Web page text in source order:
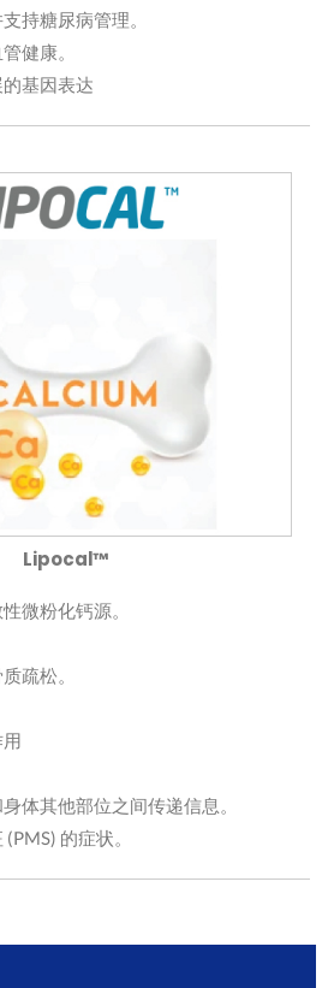
持糖尿病管理。
健康。
基因表达
Lipocal™
微粉化钙源。
疏松。
体其他部位之间传递信息。
的症状。